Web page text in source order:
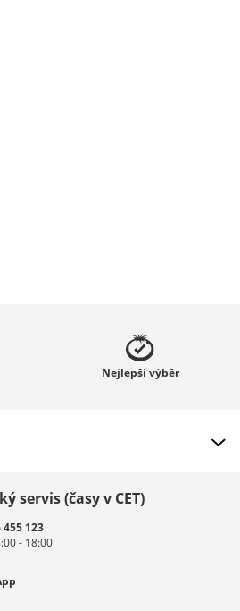
Nejlepšívýběr
Österreich
servis (časy v CET)
455 123
- 18:00